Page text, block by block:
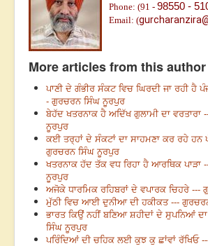
Phone: (91 - 98550 -
Email: (
More articles from this author
ਪਾਣੀ ਦੇ ਗੰਭੀਰ ਸੰਕਟ ਵਿਚ ਘਿਰਦੀ ਜਾ ਰਹੀ ਹੈ
- ਗੁਰਚਰਨ ਸਿੰਘ ਨੂਰਪੁਰ
ਬੇਹੱਦ ਖਤਰਨਾਕ ਹੈ ਅਦਿੱਖ ਗੁਲਾਮੀ ਦਾ ਵਰਤਾਰਾ
ਨੂਰਪੁਰ
ਕਈ ਤਰ੍ਹਾਂ ਦੇ ਸੰਕਟਾਂ ਦਾ ਸਾਹਮਣਾ ਕਰ ਰਹੇ ਹਨ
ਗੁਰਚਰਨ ਸਿੰਘ ਨੂਰਪੁਰ
ਖਤਰਨਾਕ ਹੱਦ ਤੱਕ ਵਧ ਰਿਹਾ ਹੈ ਆਰਥਿਕ ਪਾੜਾ
ਨੂਰਪੁਰ
ਅਜੋਕੇ ਧਾਰਮਿਕ ਰਹਿਬਰਾਂ ਦੇ ਵਪਾਰਕ ਚਿਹਰੇ
ਮੁੱਠੀ ਵਿਚ ਆਈ ਦੁਨੀਆ ਦੀ ਹਕੀਕਤ ---
ਭਾਰਤ ਕਿਉਂ ਨਹੀਂ ਬਣਿਆ ਸ਼ਹੀਦਾਂ ਦੇ ਸੁਪਨਿਆਂ
ਸਿੰਘ ਨੂਰਪੁਰ
ਪਰਿੰਦਿਆਂ ਦੀ ਚਹਿਕ ਲਈ ਕੁਝ ਕੁ ਛਾਂਵਾਂ ਰੱਖਿਓ